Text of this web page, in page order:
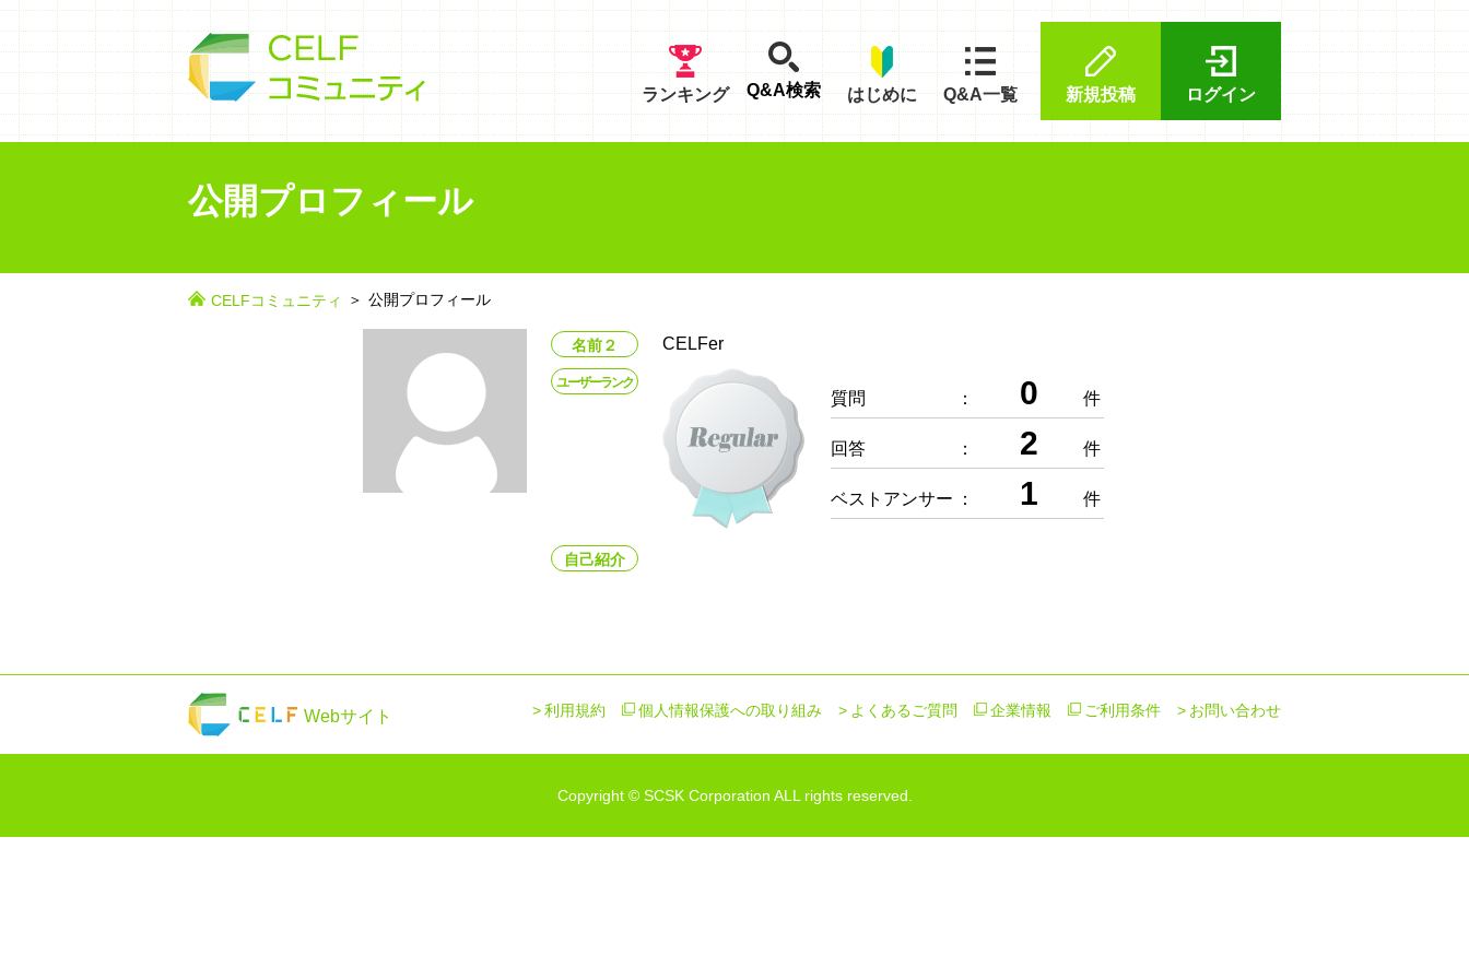
ログイン
新規投稿
Q&A一覧
はじめに
Q&A検索
ランキング
公開プロフィール
CELFコミュニティ 公開プロフィール
名前２ CELFer
ユーザーランク
質問 ： 0 件
回答 ： 2 件
ベストアンサー ： 1 件
自己紹介
Webサイト お問い合わせ
ご利用条件
企業情報
よくあるご質問
個人情報保護への取り組み
利用規約
Copyright © SCSK Corporation ALL rights reserved.